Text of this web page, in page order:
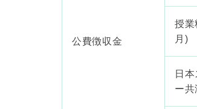
公費徴収金
授業
月)
日
ー共